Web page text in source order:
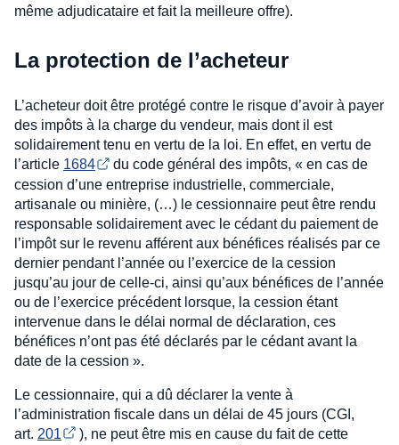
même adjudicataire et fait la meilleure offre).
La protection de l’acheteur
L’acheteur doit être protégé contre le risque d’avoir à payer
des impôts à la charge du vendeur, mais dont il est
solidairement tenu en vertu de la loi. En effet, en vertu de
l’article 1684
du code général des impôts, « en cas de
cession d’une entreprise industrielle, commerciale,
artisanale ou minière, (…) le cessionnaire peut être rendu
responsable solidairement avec le cédant du paiement de
l’impôt sur le revenu afférent aux bénéfices réalisés par ce
dernier pendant l’année ou l’exercice de la cession
jusqu’au jour de celle-ci, ainsi qu’aux bénéfices de l’année
ou de l’exercice précédent lorsque, la cession étant
intervenue dans le délai normal de déclaration, ces
bénéfices n’ont pas été déclarés par le cédant avant la
date de la cession ».
Le cessionnaire, qui a dû déclarer la vente à
l’administration fiscale dans un délai de 45 jours (CGI,
art. 201
), ne peut être mis en cause du fait de cette